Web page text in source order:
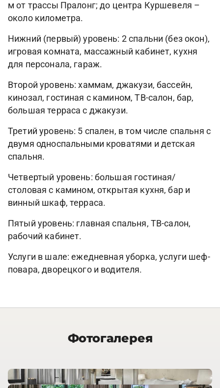
м от трассы Пралонг; до центра Куршевеля –
около километра.
Нижний (первый) уровень: 2 спальни (без окон),
игровая комната, массажный кабинет, кухня
для персонала, гараж.
Второй уровень: хаммам, джакузи, бассейн,
кинозал, гостиная с камином, ТВ-салон, бар,
большая терраса с джакузи.
Третий уровень: 5 спален, в том числе спальня с
двумя односпальными кроватями и детская
спальня.
Четвертый уровень: большая гостиная/
столовая с камином, открытая кухня, бар и
винный шкаф, терраса.
Пятый уровень: главная спальня, ТВ-салон,
рабочий кабинет.
Услуги в шале: ежедневная уборка, услуги шеф-
повара, дворецкого и водителя.
Фотогалерея